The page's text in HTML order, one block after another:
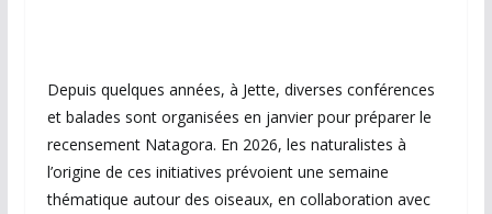
Depuis quelques années, à Jette, diverses conférences
et balades sont organisées en janvier pour préparer le
recensement Natagora. En 2026, les naturalistes à
l’origine de ces initiatives prévoient une semaine
thématique autour des oiseaux, en collaboration avec